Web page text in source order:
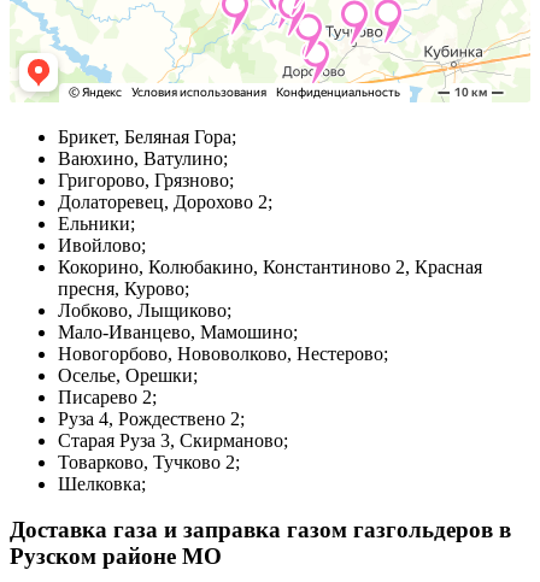
Брикет, Беляная Гора;
Ваюхино, Ватулино;
Григорово, Грязново;
Долаторевец, Дорохово 2;
Ельники;
Ивойлово;
Кокорино, Колюбакино, Константиново 2, Красная
пресня, Курово;
Лобково, Лыщиково;
Мало-Иванцево, Мамошино;
Новогорбово, Нововолково, Нестерово;
Оселье, Орешки;
Писарево 2;
Руза 4, Рождествено 2;
Старая Руза 3, Скирманово;
Товарково, Тучково 2;
Шелковка;
Доставка газа и заправка газом газгольдеров в
Рузском районе МО